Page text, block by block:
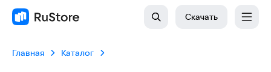
Скачать
Главная Каталог